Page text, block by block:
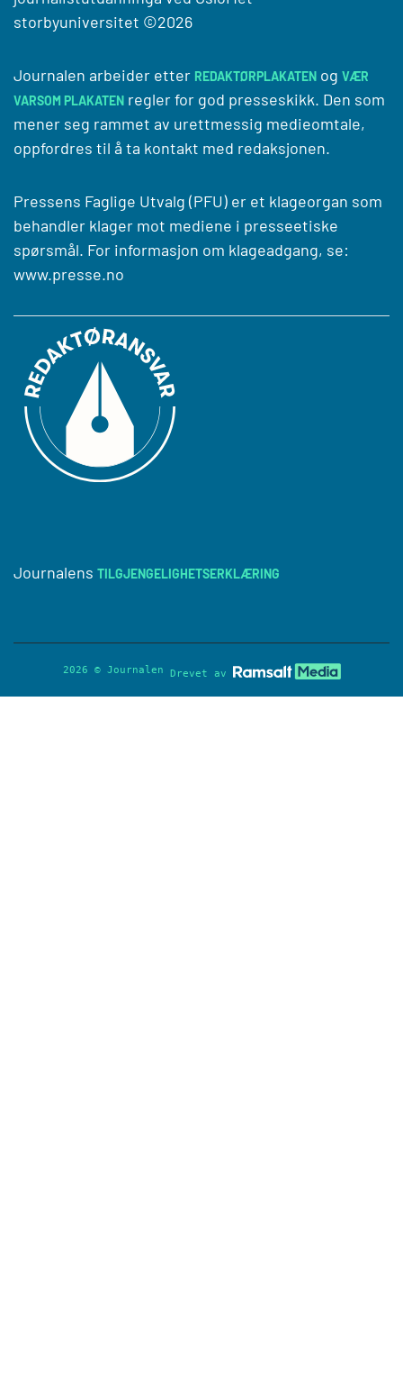
storbyuniversitet ©2026
Journalen arbeider etter REDAKTØRPLAKATEN og VÆR
VARSOM PLAKATEN regler for god presseskikk. Den som
mener seg rammet av urettmessig medieomtale,
oppfordres til å ta kontakt med redaksjonen.
Pressens Faglige Utvalg (PFU) er et klageorgan som
behandler klager mot mediene i presseetiske
spørsmål. For informasjon om klageadgang, se:
www.presse.no
Journalens TILGJENGELIGHETSERKLÆRING
2026 © Journalen Drevet av